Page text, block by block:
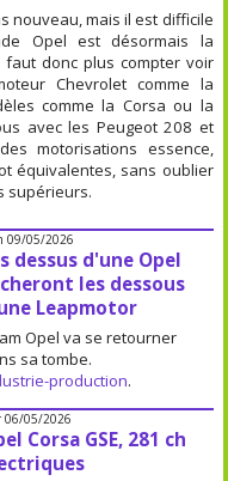
nouveau, mais il est difficile
Opel est désormais la
donc plus compter voir
Chevrolet comme la
comme la Corsa ou la
avec les Peugeot 208 et
motorisations essence,
équivalentes, sans oublier
supérieurs.
09/05/2026
dessus d'une Opel
les dessous
Leapmotor
Opel va se retourner
sa tombe.
production.
06/05/2026
Corsa GSE, 281 ch